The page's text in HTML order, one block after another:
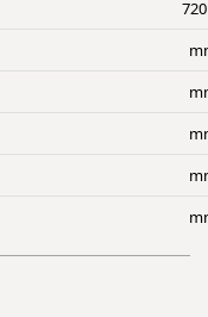
720